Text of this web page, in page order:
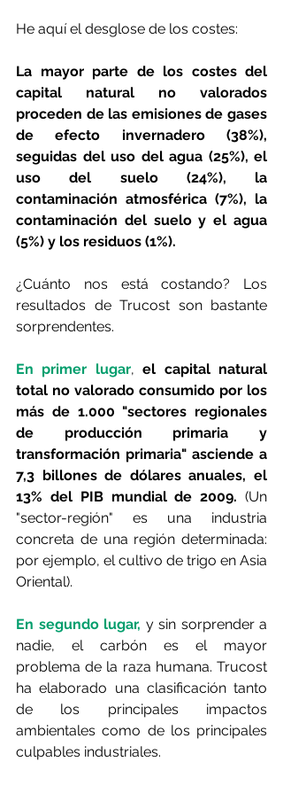
He aquí el desglose de los costes:
La mayor parte de los costes del
capital natural no valorados
proceden de las emisiones de gases
de efecto invernadero (38%),
seguidas del uso del agua (25%), el
uso del suelo (24%), la
contaminación atmosférica (7%), la
contaminación del suelo y el agua
(5%) y los residuos (1%).
¿Cuánto nos está costando? Los
resultados de Trucost son bastante
sorprendentes.
En primer lugar, el capital natural
total no valorado consumido por los
más de 1.000 "sectores regionales
de producción primaria y
transformación primaria" asciende a
7,3 billones de dólares anuales, el
13% del PIB mundial de 2009. (Un
"sector-región" es una industria
concreta de una región determinada:
por ejemplo, el cultivo de trigo en Asia
Oriental).
En segundo lugar, y sin sorprender a
nadie, el carbón es el mayor
problema de la raza humana. Trucost
ha elaborado una clasificación tanto
de los principales impactos
ambientales como de los principales
culpables industriales.